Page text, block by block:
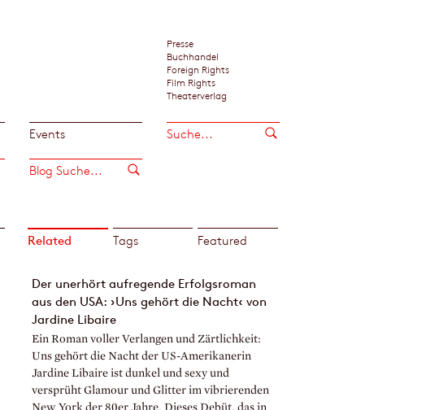
Presse
Buchhandel
Foreign Rights
Film Rights
Theaterverlag
Events
Related Tags Featured
Der unerhört aufregende Erfolgsroman
aus den USA: ›Uns gehört die Nacht‹ von
Jardine Libaire
Ein Roman voller Verlangen und Zärtlichkeit:
Uns gehört die Nacht der US-Amerikanerin
Jardine Libaire ist dunkel und sexy und
versprüht Glamour und Glitter im vibrierenden
New York der 80er Jahre. Dieses Debüt, das in